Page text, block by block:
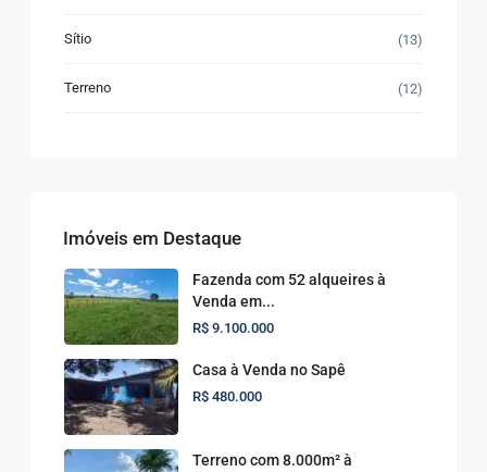
Sítio (13)
Terreno (12)
Imóveis em Destaque
Fazenda com 52 alqueires à
Venda em...
R$ 9.100.000
Casa à Venda no Sapê
R$ 480.000
Terreno com 8.000m² à